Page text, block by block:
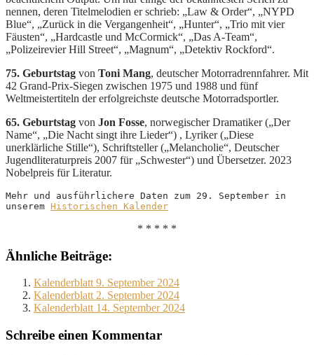
nennen, deren Titelmelodien er schrieb: „Law & Order“, „NYPD
Blue“, „Zurück in die Vergangenheit“, „Hunter“, „Trio mit vier
Fäusten“, „Hardcastle und McCormick“, „Das A-Team“,
„Polizeirevier Hill Street“, „Magnum“, „Detektiv Rockford“.
75. Geburtstag von Toni Mang, deutscher Motorradrennfahrer. Mit
42 Grand-Prix-Siegen zwischen 1975 und 1988 und fünf
Weltmeistertiteln der erfolgreichste deutsche Motorradsportler.
65. Geburtstag von Jon Fosse, norwegischer Dramatiker („Der
Name“, „Die Nacht singt ihre Lieder“) , Lyriker („Diese
unerklärliche Stille“), Schriftsteller („Melancholie“, Deutscher
Jugendliteraturpreis 2007 für „Schwester“) und Übersetzer. 2023
Nobelpreis für Literatur.
Mehr und ausführlichere Daten zum 29. September in
unserem Historischen Kalender
* * * * *
Ähnliche Beiträge:
Kalenderblatt 9. September 2024
Kalenderblatt 2. September 2024
Kalenderblatt 14. September 2024
Schreibe einen Kommentar